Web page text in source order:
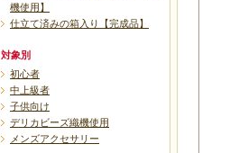
機使用】
仕立て済みの箱入り【完成品】
対象別
初心者
中上級者
子供向け
デリカビーズ織機使用
メンズアクセサリー